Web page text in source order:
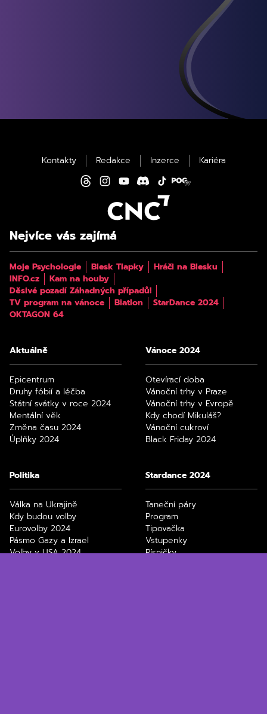
Nejvíce vás zajímá
Moje Psychologie Blesk Tlapky
Hráči na Blesku
INFO.cz
Kam na houby
Děsivé pozadí Záhadných případů!
TV program na vánoce
Biatlon
StarDance 2024
OKTAGON 64
Aktuálně
Epicentrum
Druhy fóbií a léčba
Státní svátky v roce 2024
Mentální věk
Změna času 2024
Úplňky 2024
Vánoce 2024
Otevírací doba
Vánoční trhy v Praze
Vánoční trhy v Evropě
Kdy chodí Mikuláš?
Vánoční cukroví
Black Friday 2024
Politika
Válka na Ukrajině
Kdy budou volby
Eurovolby 2024
Pásmo Gazy a Izrael
Volby v USA 2024
Stardance 2024
Taneční páry
Program
Tipovačka
Vstupenky
Písničky
Kontakty Redakce Inzerce Kariéra